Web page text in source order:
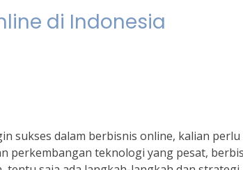
di Indonesia
sukses dalam berbisnis online, kalian
perkembangan teknologi yang pesat,